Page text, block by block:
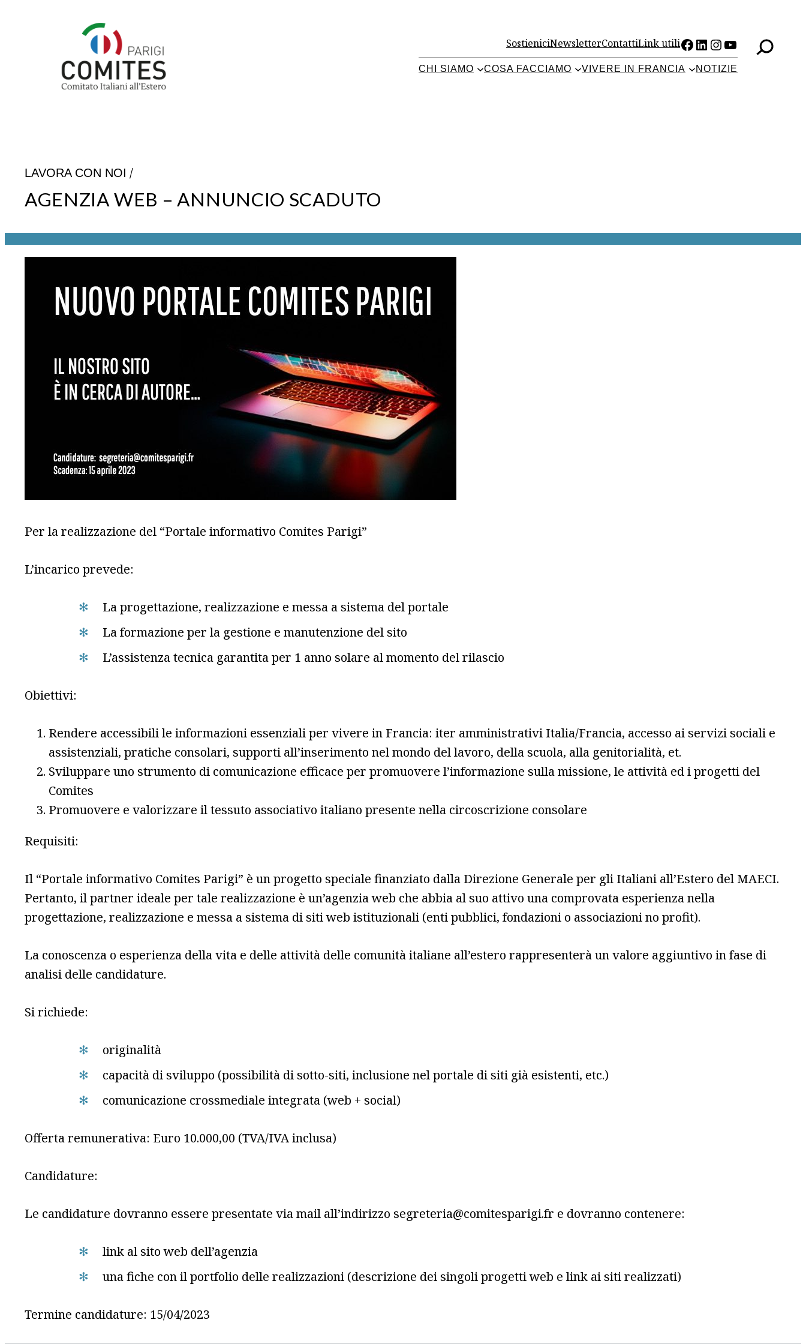
SostieniciNewsletterContattiLink utiliFacebook
LinkedIn
Instagram
YouTube
CHI SIAMO COSA FACCIAMO VIVERE IN FRANCIA NOTIZIE
LAVORA CON NOI /
AGENZIA WEB – ANNUNCIO SCADUTO
Per la realizzazione del “Portale informativo Comites Parigi”
L’incarico prevede:
La progettazione, realizzazione e messa a sistema del portale
La formazione per la gestione e manutenzione del sito
L’assistenza tecnica garantita per 1 anno solare al momento del rilascio
Obiettivi:
Rendere accessibili le informazioni essenziali per vivere in Francia: iter amministrativi Italia/Francia, accesso ai servizi sociali e
assistenziali, pratiche consolari, supporti all’inserimento nel mondo del lavoro, della scuola, alla genitorialità, et.
Sviluppare uno strumento di comunicazione efficace per promuovere l’informazione sulla missione, le attività ed i progetti del
Comites
Promuovere e valorizzare il tessuto associativo italiano presente nella circoscrizione consolare
Requisiti:
Il “Portale informativo Comites Parigi” è un progetto speciale finanziato dalla Direzione Generale per gli Italiani all’Estero del MAECI.
Pertanto, il partner ideale per tale realizzazione è un’agenzia web che abbia al suo attivo una comprovata esperienza nella
progettazione, realizzazione e messa a sistema di siti web istituzionali (enti pubblici, fondazioni o associazioni no profit).
La conoscenza o esperienza della vita e delle attività delle comunità italiane all’estero rappresenterà un valore aggiuntivo in fase di
analisi delle candidature.
Si richiede:
originalità
capacità di sviluppo (possibilità di sotto-siti, inclusione nel portale di siti già esistenti, etc.)
comunicazione crossmediale integrata (web + social)
Offerta remunerativa: Euro 10.000,00 (TVA/IVA inclusa)
Candidature:
Le candidature dovranno essere presentate via mail all’indirizzo segreteria@comitesparigi.fr e dovranno contenere:
link al sito web dell’agenzia
una fiche con il portfolio delle realizzazioni (descrizione dei singoli progetti web e link ai siti realizzati)
Termine candidature: 15/04/2023